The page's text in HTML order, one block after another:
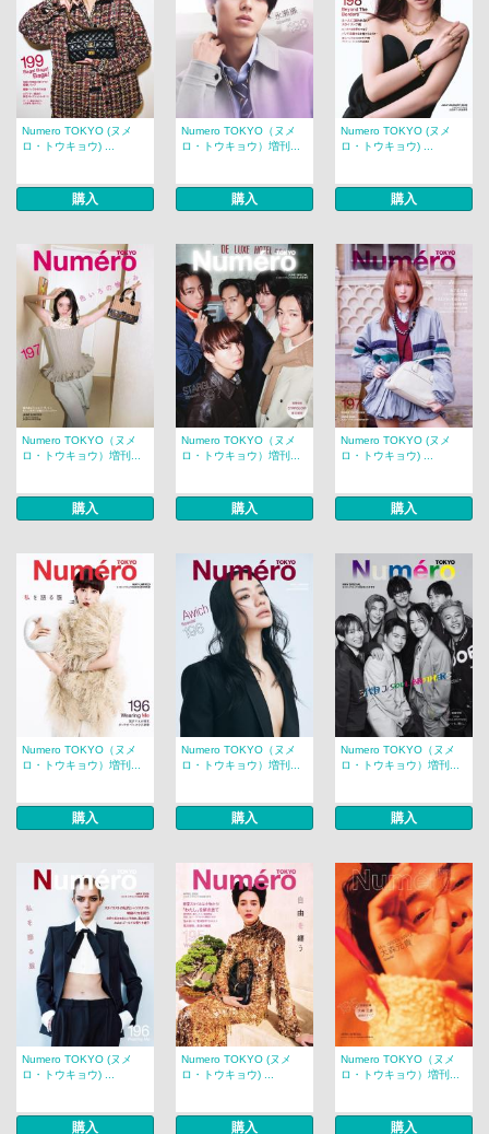
Numero TOKYO (ヌメ
ロ・トウキョウ) ...
購入
Numero TOKYO（ヌメ
ロ・トウキョウ）増刊...
購入
Numero TOKYO (ヌメ
ロ・トウキョウ) ...
購入
Numero TOKYO（ヌメ
ロ・トウキョウ）増刊...
購入
Numero TOKYO（ヌメ
ロ・トウキョウ）増刊...
購入
Numero TOKYO (ヌメ
ロ・トウキョウ) ...
購入
Numero TOKYO（ヌメ
ロ・トウキョウ）増刊...
購入
Numero TOKYO（ヌメ
ロ・トウキョウ）増刊...
購入
Numero TOKYO（ヌメ
ロ・トウキョウ）増刊...
購入
Numero TOKYO (ヌメ
ロ・トウキョウ) ...
購入
Numero TOKYO (ヌメ
ロ・トウキョウ) ...
購入
Numero TOKYO（ヌメ
ロ・トウキョウ）増刊...
購入